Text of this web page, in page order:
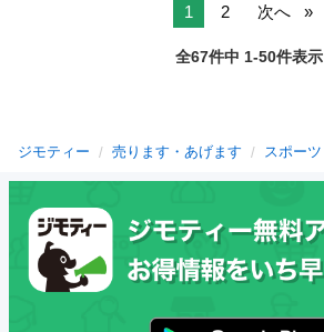
1 2 次へ
全67件中 1-50件表示
ジモティー 売ります・あげます スポーツ